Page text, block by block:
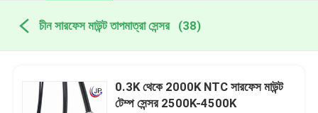
চীন সারফেস মাউন্ট তাপমাত্রা সেন্সর (38)
0.3K থেকে 2000K NTC সারফেস মাউন্ট
টেম্প সেন্সর 2500K-4500K